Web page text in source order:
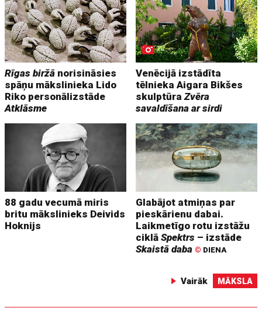
Rīgas biržā norisināsies
spāņu mākslinieka Lido
Riko personālizstāde
Atklāsme
Venēcijā izstādīta
tēlnieka Aigara Bikšes
skulptūraZvēra
savaldīšana ar sirdi
88 gadu vecumā miris
britu mākslinieks Deivids
Hoknijs
Glabājot atmiņas par
pieskārienu dabai.
Laikmetīgo rotu izstāžu
ciklāSpektrs – izstāde
Skaistā daba © DIENA
Vairāk MĀKSLA